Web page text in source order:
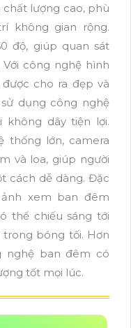
lượng cao, phù
không gian rộng.
độ, giúp quan sát
công nghệ hình
cho ra đẹp và
dụng công nghệ
không dây tiện lợi.
thống lớn, camera
và loa, giúp người
cách dễ dàng. Đặc
xem ban đêm
thể chiếu sáng tới
bóng tối. Hơn
nghệ ban đêm có
tốt mọi lúc.